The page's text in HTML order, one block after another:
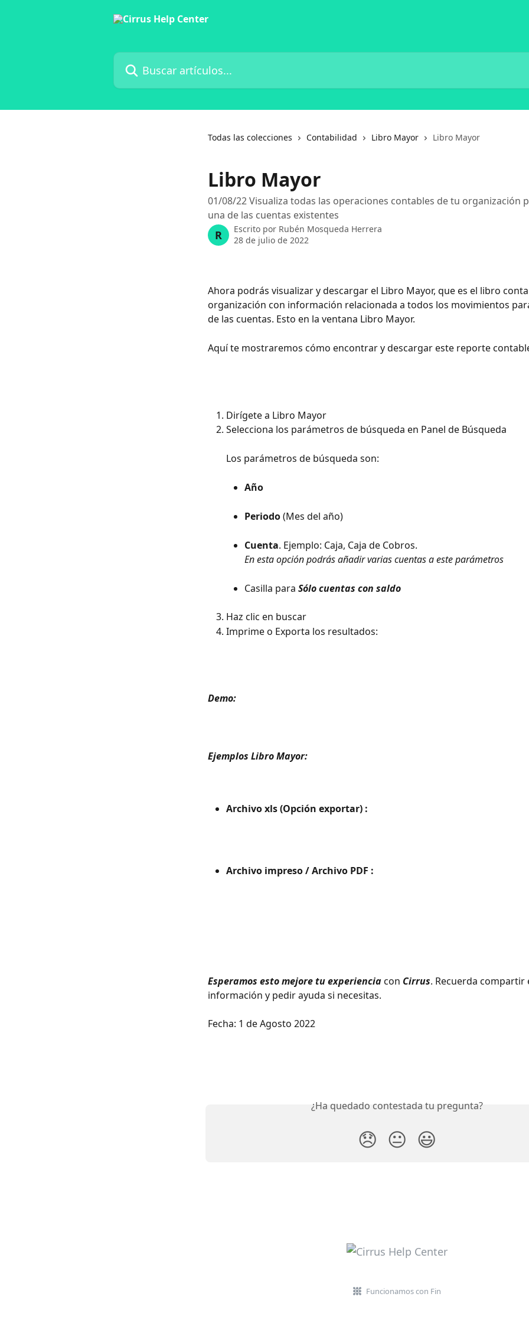
Buscar artículos...
Todas las colecciones Contabilidad Libro Mayor Libro Mayor
Libro Mayor
01/08/22 Visualiza todas las operaciones contables de tu organización
una de las cuentas existentes
R Escrito por Rubén Mosqueda Herrera
28 de julio de 2022
Ahora podrás visualizar y descargar el Libro Mayor, que es el libro
organización con información relacionada a todos los movimientos
de las cuentas. Esto en la ventana Libro Mayor.
Aquí te mostraremos cómo encontrar y descargar este reporte
Dirígete a Libro Mayor
Selecciona los parámetros de búsqueda en Panel de Búsqueda
Los parámetros de búsqueda son:
Año
Periodo (Mes del año)
Cuenta. Ejemplo: Caja, Caja de Cobros.
En esta opción podrás añadir varias cuentas a este parámetros
Casilla para Sólo cuentas con saldo
Haz clic en buscar
Imprime o Exporta los resultados:
Demo:
Ejemplos Libro Mayor:
Archivo xls (Opción exportar) :
Archivo impreso / Archivo PDF :
Esperamos esto mejore tu experiencia con Cirrus. Recuerda compartir
información y pedir ayuda si necesitas.
Fecha: 1 de Agosto 2022
¿Ha quedado contestada tu pregunta?
😞 😐 😃
Funcionamos con Fin